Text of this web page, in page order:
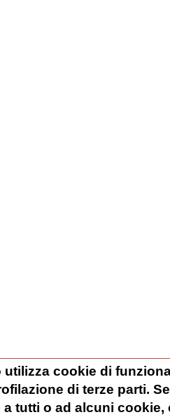
utilizza cookie di
di terze parti.
a tutti o ad alcuni